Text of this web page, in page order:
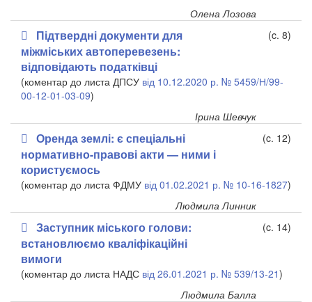
Олена Лозова
Підтвердні документи для
міжміських автоперевезень:
відповідають податківці
(c. 8)
(коментар до листа ДПСУ від 10.12.2020 р. № 5459/Н/99-
00-12-01-03-09)
Ірина Шевчук
Оренда землі: є спеціальні
нормативно-правові акти — ними і
користуємось
(c. 12)
(коментар до листа ФДМУ від 01.02.2021 р. № 10-16-1827)
Людмила Линник
Заступник міського голови:
встановлюємо кваліфікаційні
вимоги
(c. 14)
(коментар до листа НАДС від 26.01.2021 р. № 539/13-21)
Людмила Балла